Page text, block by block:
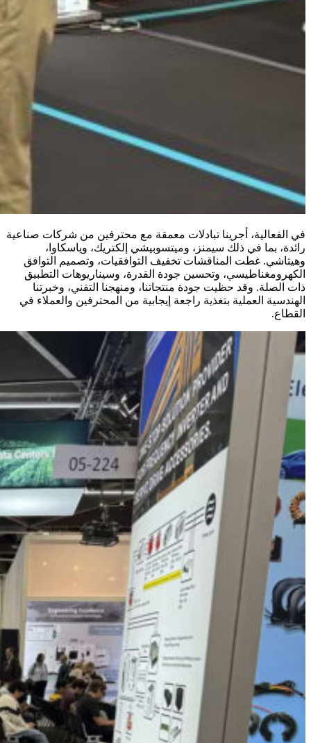
في الفعالية، أجرينا تبادلات معمقة مع محترفين من شركات صناعية
رائدة، بما في ذلك سيمنز، وميتسوبيشي إلكتريك، وياسكاوا،
وهيتاشي. غطت المناقشات تخفيف التوافقيات، وتصميم التوافق
الكهرومغناطيسي، وتحسين جودة القدرة، وسيناريوهات التطبيق
ذات الصلة. وقد حظيت جودة منتجاتنا، ومنهجنا التقني، وخبرتنا
الهندسية العملية بتغذية راجعة إيجابية من المحترفين والعملاء في
القطاع.